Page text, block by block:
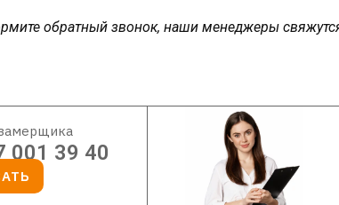
обратный звонок, наши менеджеры
001 39 40